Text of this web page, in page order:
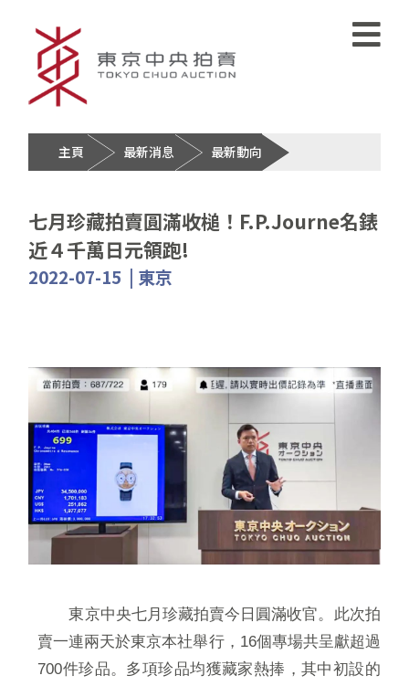
主頁 最新消息 最新動向
七月珍藏拍賣圓滿收槌！F.P.Journe名錶
近４千萬日元領跑!
2022-07-15 | 東京
東京中央七月珍藏拍賣今日圓滿收官。此次拍
賣一連兩天於東京本社舉行，16個專場共呈獻超過
700件珍品。多項珍品均獲藏家熱捧，其中初設的